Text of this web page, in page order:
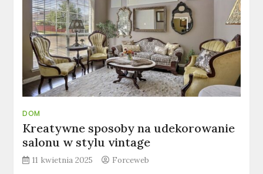
DOM
Kreatywne sposoby na udekorowanie
salonu w stylu vintage
11 kwietnia 2025 Forceweb